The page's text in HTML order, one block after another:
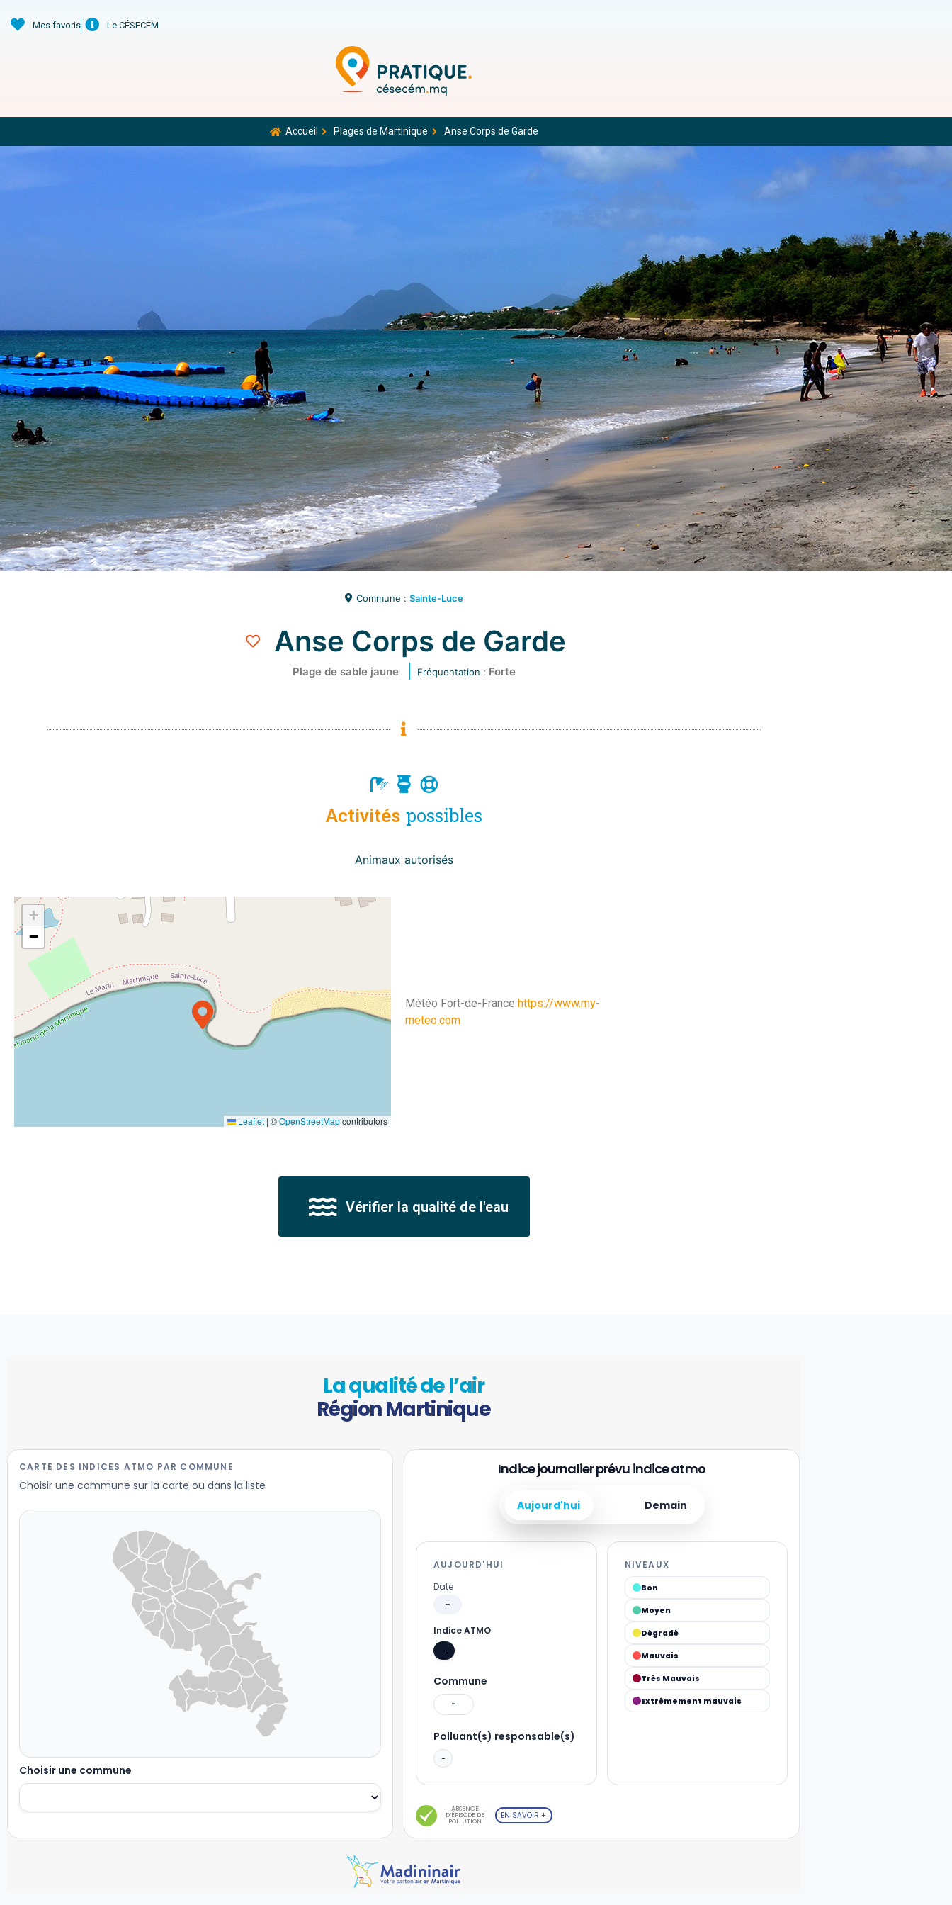
Mes favoris Le CÉSECÉM
Accueil Plages de Martinique Anse Corps de Garde
Commune : Sainte-Luce
Anse Corps de Garde
Plage de sable jaune Fréquentation : Forte
Activités possibles
Animaux autorisés
+
−
Leaflet | ©OpenStreetMapcontributors
Météo Fort-de-France https://www.my-
meteo.com
Vérifier la qualité de l'eau